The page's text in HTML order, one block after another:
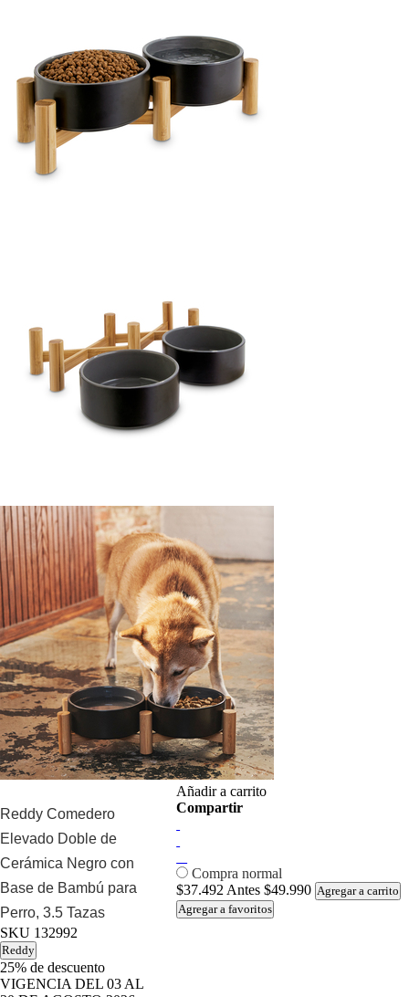
Reddy Comedero
Elevado Doble de
Cerámica Negro con
Base de Bambú para
Perro, 3.5 Tazas
SKU 132992
Reddy
25% de descuento
VIGENCIA DEL 03 AL
Añadir a carrito
Compartir
Compra normal
$37.492 Antes$49.990 Agregar a carrito
Agregar a favoritos